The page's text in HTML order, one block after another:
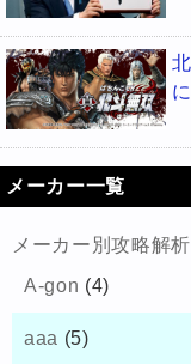
メーカー一覧
メーカー別攻略解析
A-gon (4)
aaa (5)